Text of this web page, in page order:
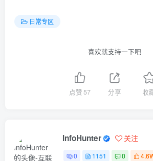
日常专区
喜欢就支持一下吧
点赞 57 分享 收
InfoHunter 关注
0 1151 0